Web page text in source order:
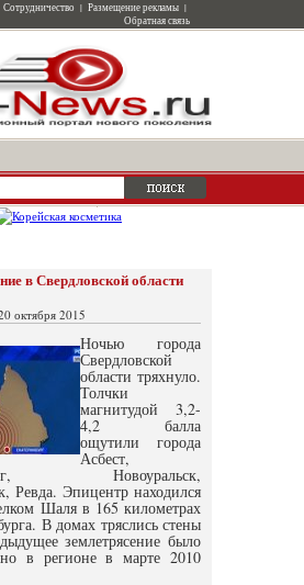
Сотрудничество | Размещение рекламы |
Обратная связь
в Свердловской области
октября 2015
Ночью города
Свердловской
области тряхнуло.
Толчки
магнитудой 3,2-
4,2 балла
ощутили города
Асбест,
Новоуральск,
Ревда. Эпицентр находился
Шаля в 165 километрах
В домах тряслись стены
землетрясение было
в регионе в марте 2010